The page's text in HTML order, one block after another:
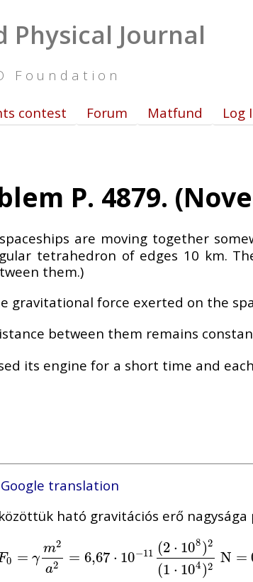
Journal
Foundation
contest Forum Matfund Log
P. 4879.
are moving together
tetrahedron of edges 10 km.
them.)
force exerted on the
between them remains
its engine for a short time and
Google translation
ható gravitációs erő
0 = γ
m2
a2 = 6,67 ⋅ 10−11 (2 ⋅ 108)2
(1 ⋅ 104)2
N =
0 =γm2a2=6, 67⋅10 −11(2⋅ 108)2(1⋅104) 2